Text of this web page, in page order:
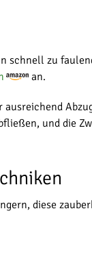
zu
an.
und die
diese